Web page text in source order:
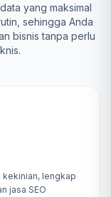
yang maksimal
sehingga Anda
bisnis tanpa perlu
lengkap
jasa SEO